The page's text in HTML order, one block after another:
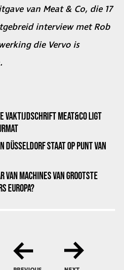
van Meat & Co, die 17
interview met Rob
die Vervo is
VAKTIJDSCHRIFT MEAT&CO LIGT
STAAT OP PUNT VAN
VAN MACHINES VAN GROOTSTE
EUROPA?